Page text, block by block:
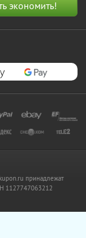
принадлежат
1127747063212